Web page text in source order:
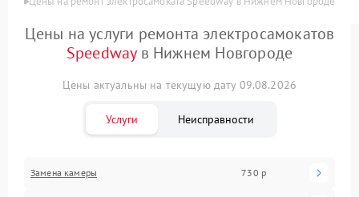
Цены на услуги ремонта электросамокатов
Speedwayв Нижнем Новгороде
Цены актуальны на текущую дату 09.08.2026
Услуги Неисправности
Замена камеры 730 р